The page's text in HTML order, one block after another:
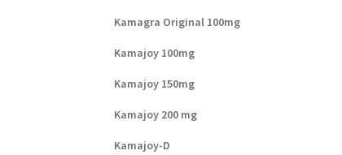
Kamagra Original 100mg
Kamajoy 100mg
Kamajoy 150mg
Kamajoy 200 mg
Kamajoy-D